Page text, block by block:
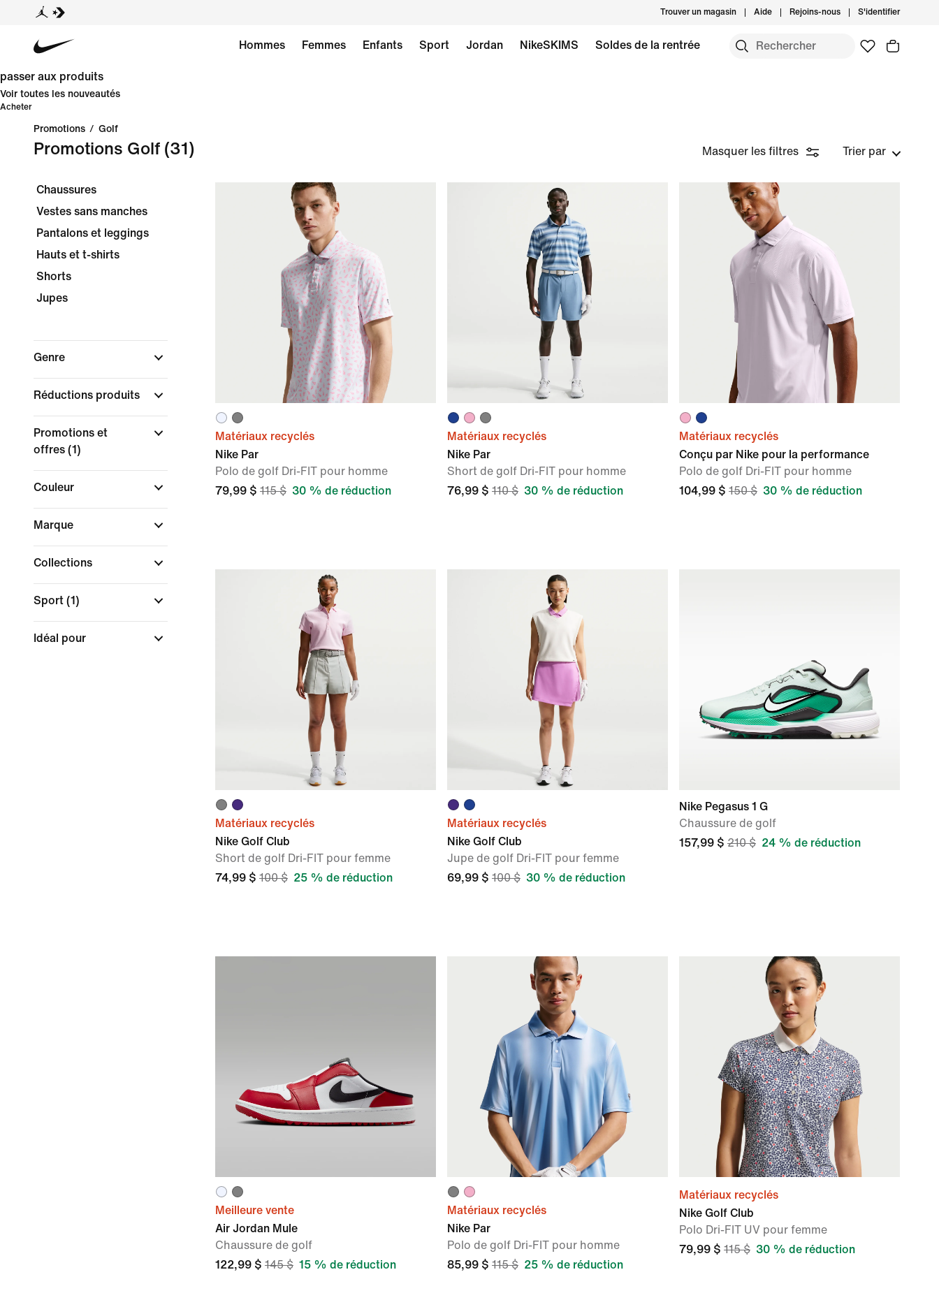
Trouver un magasin Aide Rejoins-nous S'identifier
Hommes Femmes Enfants Sport Jordan NikeSKIMS Soldes de la rentrée
passer aux produits
Voir toutes les nouveautés
Acheter
Promotions / Golf
Promotions Golf (31) Masquer les filtres Trier par
Chaussures
Vestes sans manches
Pantalons et leggings
Hauts et t-shirts
Shorts
Jupes
Genre
Réductions produits
Promotions et
offres (1)
Couleur
Marque
Collections
Sport (1)
Idéal pour
Matériaux recyclés
Nike Par
Polo de golf Dri-FIT pour homme
79,99 $ 115 $ 30 % de réduction
Matériaux recyclés
Nike Par
Short de golf Dri-FIT pour homme
76,99 $ 110 $ 30 % de réduction
Matériaux recyclés
Conçu par Nike pour la performance
Polo de golf Dri-FIT pour homme
104,99 $ 150 $ 30 % de réduction
Matériaux recyclés
Nike Golf Club
Short de golf Dri-FIT pour femme
74,99 $ 100 $ 25 % de réduction
Matériaux recyclés
Nike Golf Club
Jupe de golf Dri-FIT pour femme
69,99 $ 100 $ 30 % de réduction
Nike Pegasus 1 G
Chaussure de golf
157,99 $ 210 $ 24 % de réduction
Meilleure vente
Air Jordan Mule
Chaussure de golf
122,99 $ 145 $ 15 % de réduction
Matériaux recyclés
Nike Par
Polo de golf Dri-FIT pour homme
85,99 $ 115 $ 25 % de réduction
Matériaux recyclés
Nike Golf Club
Polo Dri-FIT UV pour femme
79,99 $ 115 $ 30 % de réduction